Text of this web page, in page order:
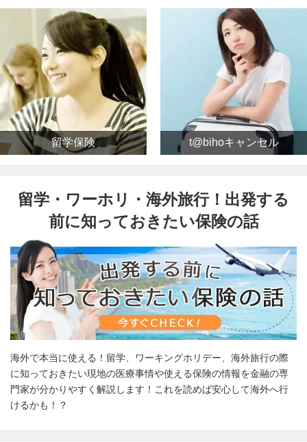
留学保険 t@bihoキャンセル
留学・ワーホリ・海外旅行！出発する
前に知っておきたい保険の話
海外で本当に使える！留学、ワーキングホリデー、海外旅行の際
に知っておきたい現地の医療事情や使える保険の情報を金融の専
門家が分かりやすく解説します！これを読めば安心して海外へ行
けるかも！？